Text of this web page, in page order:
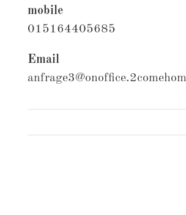
mobile
015164405685
Email